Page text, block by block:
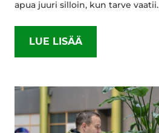
apua juuri silloin, kun tarve vaatii.
LUE LISÄÄ